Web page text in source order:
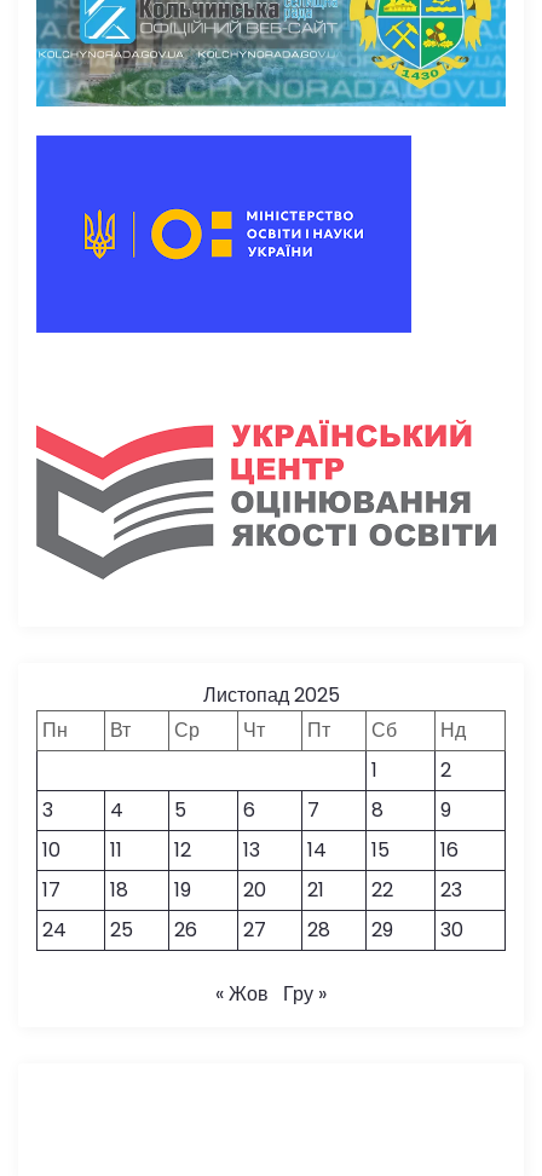
Листопад 2025
Пн
Вт Ср Чт Пт Сб
Нд
1
2
3
4 5 6 7 8
9
10
11 12 13 14 15
16
17
18 19 20 21 22
23
24
25 26 27 28 29 30
« Жов Гру »